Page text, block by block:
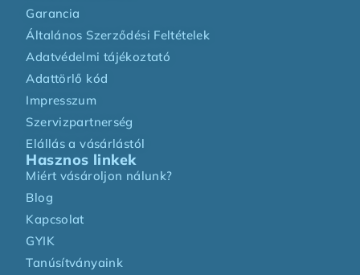
Garancia
Általános Szerződési Feltételek
Adatvédelmi tájékoztató
Adattörlő kód
Impresszum
Szervizpartnerség
Elállás a vásárlástól
Hasznos linkek
Miért vásároljon nálunk?
Blog
Kapcsolat
GYIK
Tanúsítványaink